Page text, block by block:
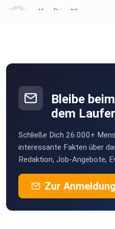
oder sogar Nachbarinnen
KopfkinoNbg
Trier
hxdes08
Vöhringen
W
Vernahtbykaete
Wadgassen
Bleibe
dem
Schließe Dich 26.000+
interessante Fakten über
Redaktion, Job-Angebote,
Zur Anmeldung